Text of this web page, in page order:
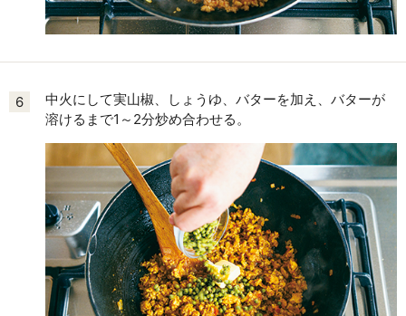
6
中火にして実山椒、しょうゆ、バターを加え、バターが
溶けるまで1～2分炒め合わせる。